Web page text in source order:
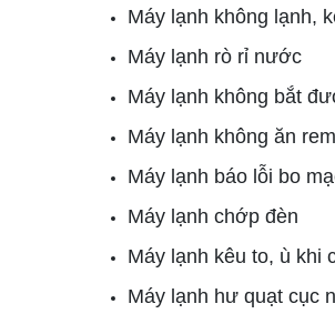
Máy lạnh không lạnh,
Máy lạnh rò rỉ nước
Máy lạnh không bắt
Máy lạnh không ăn
Máy lạnh báo lỗi bo
Máy lạnh chớp đèn
Máy lạnh kêu to, ù khi
Máy lạnh hư quạt cục